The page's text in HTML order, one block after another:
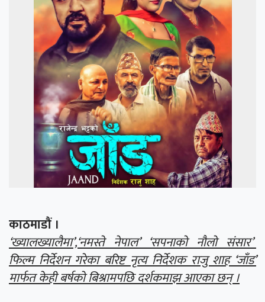
काठमाडौं ।
‘ख्यालख्यालैमा’,‘नमस्ते नेपाल’ ‘सपनाको नौलो संसार’
फिल्म निर्देशन गरेका बरिष्ट नृत्य निर्देशक राजु शाह ‘जाँड’
मार्फत केही बर्षको बिश्रामपछि दर्शकमाझ आएका छन् ।